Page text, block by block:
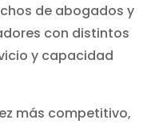
de abogados y
con distintos
y capacidad
más competitivo,